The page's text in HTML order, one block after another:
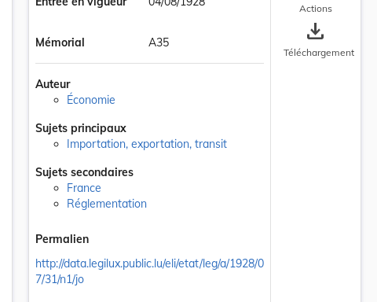
Mémorial A35
Auteur
Économie
Sujets principaux
Importation, exportation, transit
Sujets secondaires
France
Réglementation
Permalien
http://data.legilux.public.lu/eli/etat/leg/a/1928/0
7/31/n1/jo
Actions
save_alt
Téléchargement